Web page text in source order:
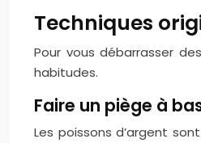
Techniques
Pour vous débarrasser
habitudes.
Faire un piège à
Les poissons d’argent